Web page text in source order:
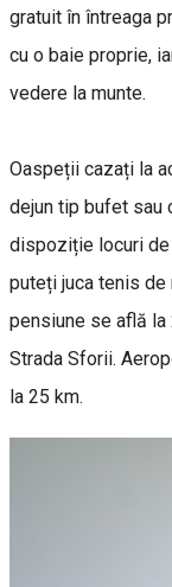
gratuit în întreaga
cu o baie proprie,
vedere la munte.
Oaspeții cazați la
dejun tip bufet sau
dispoziție locuri de
puteți juca tenis
pensiune se află la
Strada Sforii.
la 25 km.